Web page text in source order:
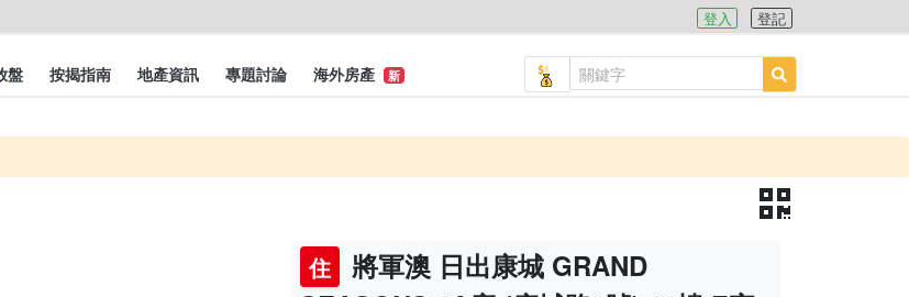
登入 登記
盤 按揭指南 地產資訊 專題討論 海外房產 新
住
將軍澳 日出康城 GRAND